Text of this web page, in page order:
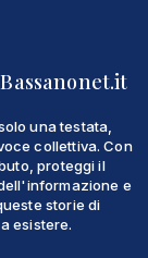
una testata,
collettiva. Con
proteggi il
e
storie di
esistere.